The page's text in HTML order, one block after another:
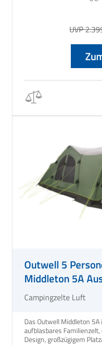
UVP
Outwell 5
Middleton 5A
Campingzelte Luft
Das Outwell Middleton
aufblasbares
Design, großzügigem